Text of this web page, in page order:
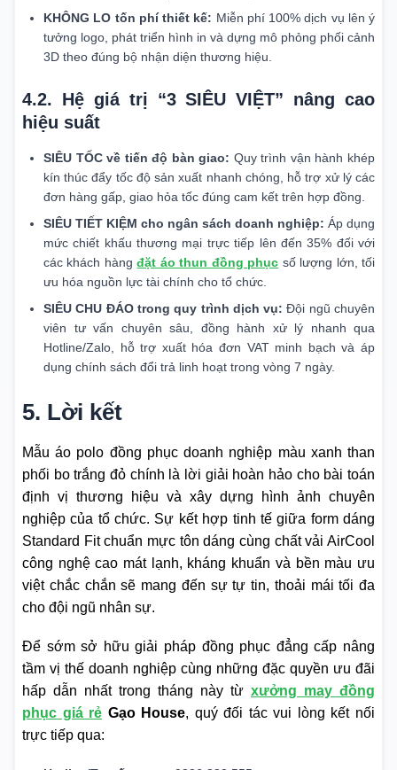
KHÔNG LO tốn phí thiết kế: Miễn phí 100% dịch vụ lên ý
tưởng logo, phát triển hình in và dựng mô phỏng phối cảnh
3D theo đúng bộ nhận diện thương hiệu.
4.2. Hệ giá trị “3 SIÊU VIỆT” nâng cao
hiệu suất
SIÊU TỐC về tiến độ bàn giao: Quy trình vận hành khép
kín thúc đẩy tốc độ sản xuất nhanh chóng, hỗ trợ xử lý các
đơn hàng gấp, giao hỏa tốc đúng cam kết trên hợp đồng.
SIÊU TIẾT KIỆM cho ngân sách doanh nghiệp: Áp dụng
mức chiết khấu thương mại trực tiếp lên đến 35% đối với
các khách hàngđặt áo thun đồng phục số lượng lớn, tối
ưu hóa nguồn lực tài chính cho tổ chức.
SIÊU CHU ĐÁO trong quy trình dịch vụ: Đội ngũ chuyên
viên tư vấn chuyên sâu, đồng hành xử lý nhanh qua
Hotline/Zalo, hỗ trợ xuất hóa đơn VAT minh bạch và áp
dụng chính sách đổi trả linh hoạt trong vòng 7 ngày.
5. Lời kết
Mẫu áo polo đồng phục doanh nghiệp màu xanh than
phối bo trắng đỏ chính là lời giải hoàn hảo cho bài toán
định vị thương hiệu và xây dựng hình ảnh chuyên
nghiệp của tổ chức. Sự kết hợp tinh tế giữa form dáng
Standard Fit chuẩn mực tôn dáng cùng chất vải AirCool
công nghệ cao mát lạnh, kháng khuẩn và bền màu ưu
việt chắc chắn sẽ mang đến sự tự tin, thoải mái tối đa
cho đội ngũ nhân sự.
Để sớm sở hữu giải pháp đồng phục đẳng cấp nâng
tầm vị thế doanh nghiệp cùng những đặc quyền ưu đãi
hấp dẫn nhất trong tháng này từ xưởng may đồng
phục giá rẻ Gạo House, quý đối tác vui lòng kết nối
trực tiếp qua: